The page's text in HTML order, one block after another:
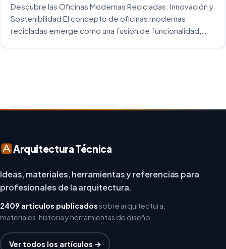
Descubre las Oficinas Modernas Recicladas: Innovación y
Sostenibilidad El concepto de oficinas modernas
recicladas emerge como una fusión de funcionalidad,
Arquitectura Técnica
Ideas, materiales, herramientas y referencias para
profesionales de la arquitectura.
2409 artículos publicadossobre arquitectura,
materiales, historia y herramientas de diseño.
Ver todos los artículos →